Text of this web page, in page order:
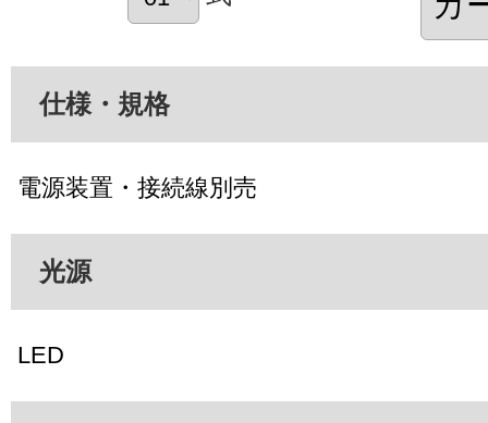
仕様・規格
電源装置・接続線別売
光源
LED